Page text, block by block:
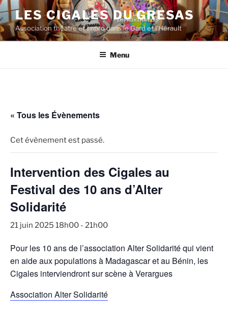
Aller
au
contenu
principal
LES CIGALES DU GRESAS
Association théatre et impro dans le Gard et l'Hérault
Menu
« Tous les Évènements
Cet évènement est passé.
Intervention des Cigales au
Festival des 10 ans d’Alter
Solidarité
21 juin 2025 18h00 - 21h00
Pour les 10 ans de l’association Alter Solidarité qui vient
en aide aux populations à Madagascar et au Bénin, les
Cigales interviendront sur scène à Verargues
Association Alter Solidarité